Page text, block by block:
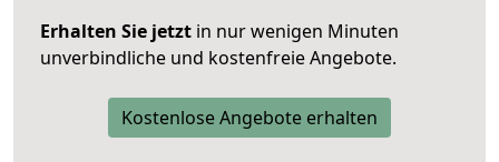
Erhalten Sie jetzt in nur wenigen Minuten
unverbindliche und kostenfreie Angebote.
Kostenlose Angebote erhalten